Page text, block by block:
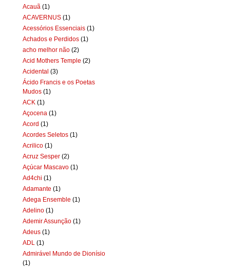
Acauã (1)
ACAVERNUS (1)
Acessórios Essenciais (1)
Achados e Perdidos (1)
acho melhor não (2)
Acid Mothers Temple (2)
Acidental (3)
Ácido Francis e os Poetas
Mudos (1)
ACK (1)
Açocena (1)
Acord (1)
Acordes Seletos (1)
Acrilico (1)
Acruz Sesper (2)
Açúcar Mascavo (1)
Ad4chi (1)
Adamante (1)
Adega Ensemble (1)
Adelino (1)
Ademir Assunção (1)
Adeus (1)
ADL (1)
Admirável Mundo de Dionísio
(1)